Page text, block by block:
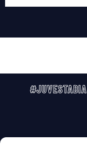
#JUVESTABIA